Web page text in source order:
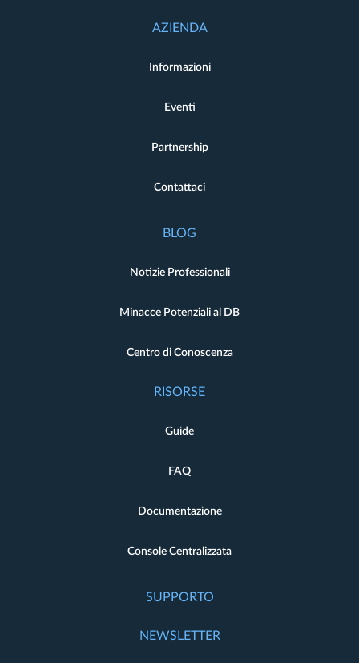
AZIENDA
Informazioni
Eventi
Partnership
Contattaci
BLOG
Notizie Professionali
Minacce Potenziali al DB
Centro di Conoscenza
RISORSE
Guide
FAQ
Documentazione
Console Centralizzata
SUPPORTO
NEWSLETTER